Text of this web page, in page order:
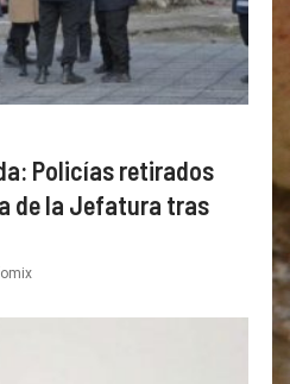
Policías retirados
de la Jefatura tras